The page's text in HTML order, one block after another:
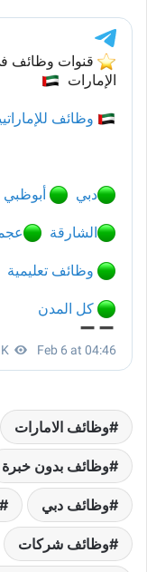
وظائف الامارات
وظائف بدون خبرة
وظائف دبي
وظائف شركات